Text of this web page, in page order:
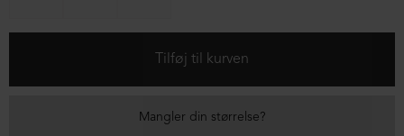
Mangler din størrelse?